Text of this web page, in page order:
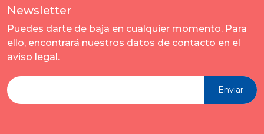
Newsletter
Puedes darte de baja en cualquier momento. Para
ello, encontrará nuestros datos de contacto en el
aviso legal.
Enviar